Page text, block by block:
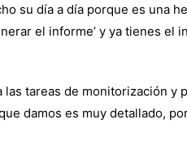
su día a día porque es una
el informe’ y ya tienes el
tareas de monitorización
damos es muy detallado,